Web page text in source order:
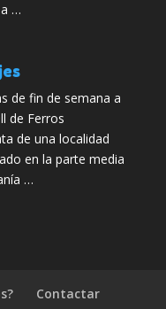
…
de fin de semana a
de Ferros
de una localidad
en la parte media
…
Contactar